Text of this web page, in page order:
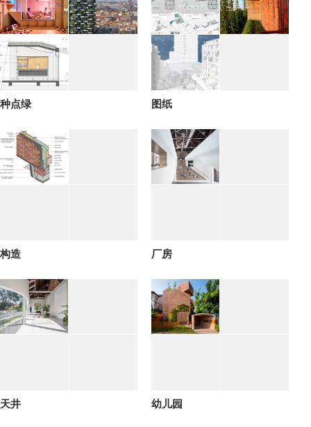
种点绿 图纸
构造 厂房
天井 幼儿园